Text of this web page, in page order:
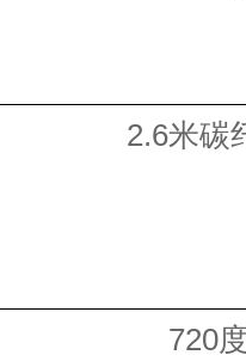
2.6米碳
720